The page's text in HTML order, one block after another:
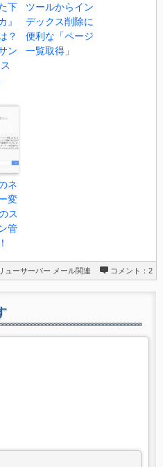
下
』
？
ン
ツールからイン
デックス削除に
便利な「ページ
一覧取得」
ネ
変
ス
管
ューサーバー メール関連 コメント：2